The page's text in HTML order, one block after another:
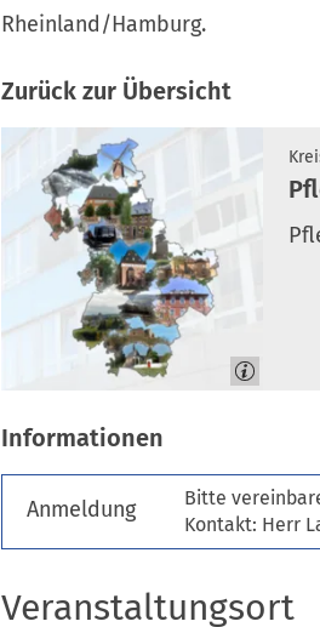
Rheinland/Hamburg.
Zurück zur Übersicht
Informationen
Anmeldung
Bitte
Kontakt: Herr
Veranstaltungsort